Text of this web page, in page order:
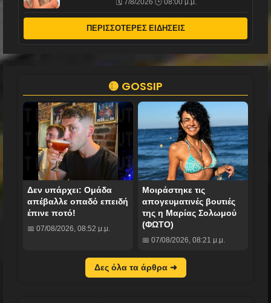
🗓️ 7/8/2026 🕒 08:00 μ.μ.
ΠΕΡΙΣΣΟΤΕΡΕΣ ΕΙΔΗΣΕΙΣ
🟡 GOSSIP
Δεν υπάρχει: Ομάδα
απέβαλλε οπαδό επειδή
έπινε ποτό!
📅 07/08/2026, 08:52 μ.μ.
Mοιράστηκε τις
απογευματινές βουτιές
της η Μαρίας Σολωμού
(ΦΩΤΟ)
📅 07/08/2026, 08:21 μ.μ.
Δες όλα τα άρθρα ➜